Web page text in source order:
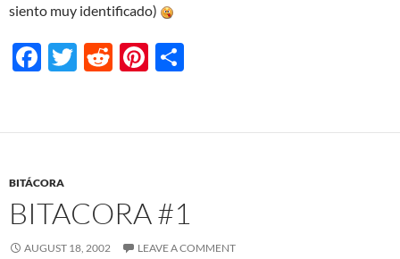
siento muy identificado)
F
b
o
o
k
T
er
R
di
Pi
es e
BITÁCORA
BITACORA #1
AUGUST 18, 2002 LEAVE A COMMENT